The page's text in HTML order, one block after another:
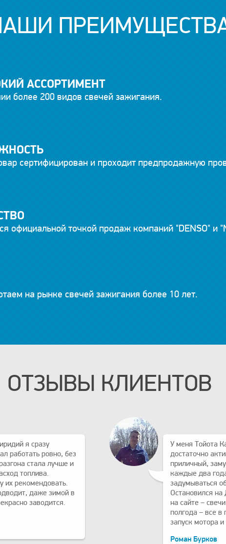
АССОРТИМЕНТ
более 200 видов свечей зажигания.
сертифицирован и проходит предпродажную
официальной точкой продаж компаний "DENSO" и
на рынке свечей зажигания более 10 лет.
ОТЗЫВЫ КЛИЕНТОВ
я сразу
работать ровно, без
стала лучше и
топлива.
их рекомендовать.
даже зимой в
заводится.
У меня Тойота
достаточно
приличный,
каждые два
задумываться
Остановился на
на сайте –
полгода – все в
запуск мотора
Роман Бурков